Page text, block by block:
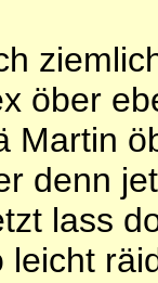
öber
Martin
denn
lass